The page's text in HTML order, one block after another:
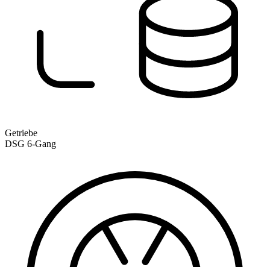
Getriebe
DSG 6-Gang